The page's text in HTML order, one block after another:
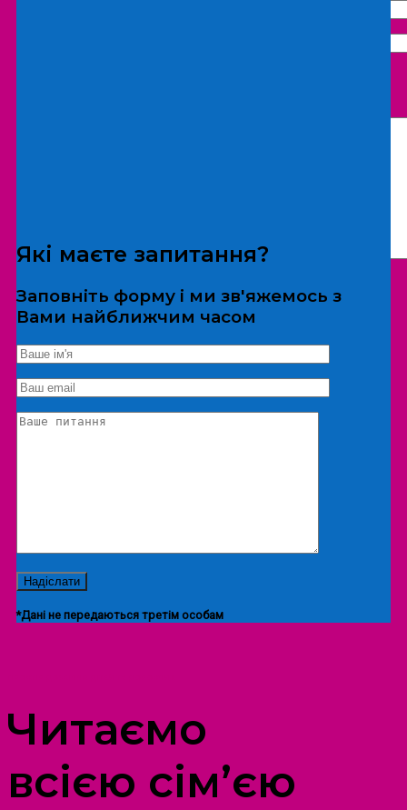
*Дані не передаються третім особам
Екскурсія/локація
Які маєте запитання?
Заповніть форму і ми зв'яжемось з
Вами найближчим часом
*Дані не передаються третім особам
Читаємо
всією сім’єю